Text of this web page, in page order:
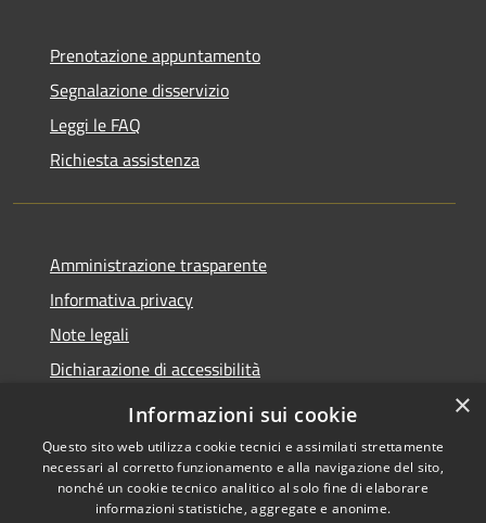
Prenotazione appuntamento
Segnalazione disservizio
Leggi le FAQ
Richiesta assistenza
Amministrazione trasparente
Informativa privacy
Note legali
Dichiarazione di accessibilità
RSS
Accessibilità
Copyright © 2026 • Comune di
Belpasso • Powered by
×
Informazioni sui cookie
Questo sito web utilizza cookie tecnici e assimilati strettamente
necessari al corretto funzionamento e alla navigazione del sito,
nonché un cookie tecnico analitico al solo fine di elaborare
informazioni statistiche, aggregate e anonime.